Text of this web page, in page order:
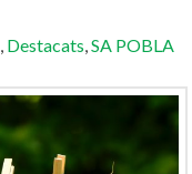
, Destacats,SA POBLA